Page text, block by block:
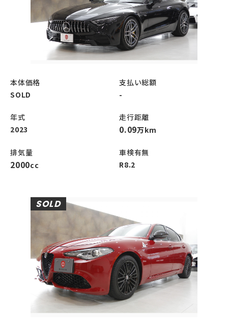
本体価格
SOLD
支払い総額
-
年式
2023
走行距離
0.09万km
排気量
2000cc
車検有無
R8.2
SOLD